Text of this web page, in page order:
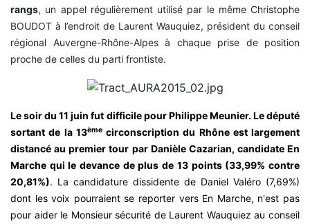
rangs, un appel régulièrement utilisé par le même Christophe
BOUDOT à l’endroit de Laurent Wauquiez, président du conseil
régional Auvergne-Rhône-Alpes à chaque prise de position
proche de celles du parti frontiste.
Le soir du 11 juin fut difficile pour Philippe Meunier. Le député
sortant de la 13èmecirconscription du Rhône est largement
distancé au premier tour par Danièle Cazarian, candidate En
Marche qui le devance de plus de 13 points (33,99% contre
20,81%). La candidature dissidente de Daniel Valéro (7,69%)
dont les voix pourraient se reporter vers En Marche, n'est pas
pour aider le Monsieur sécurité de Laurent Wauquiez au conseil